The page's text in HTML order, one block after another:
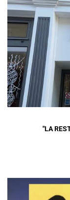
"LA